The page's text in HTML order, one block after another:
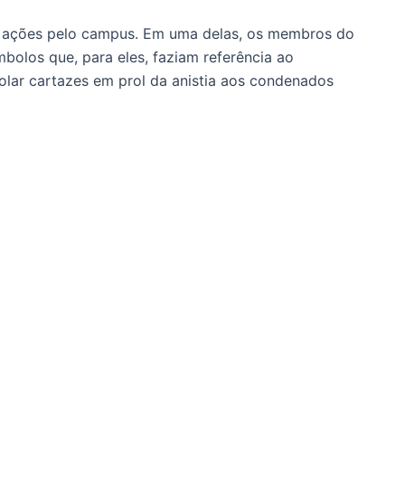
pelo campus. Em uma delas, os membros do
que, para eles, faziam referência ao
cartazes em prol da anistia aos condenados